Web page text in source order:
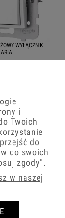
WYŁĄCZNIK
i
Twoich
do
do swoich
zgody".
w naszej